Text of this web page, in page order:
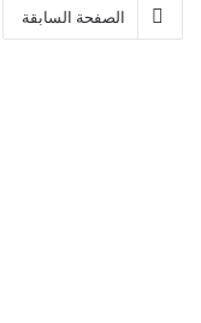
الصفحة السابقة